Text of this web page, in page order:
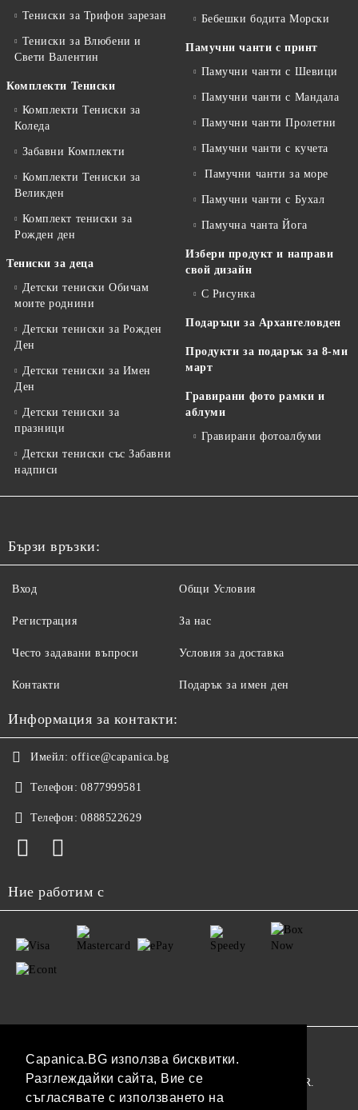
Capanica.BG използва бисквитки.
Разглеждайки сайта, Вие се
съгласявате с използването на
Тениски за Трифон зарезан
Тениски за Влюбени и
Свети Валентин
Комплекти Тениски
Комплекти Тениски за
Коледа
Забавни Комплекти
Комплекти Тениски за
Великден
Комплект тениски за
Рожден ден
Тениски за деца
Детски тениски Обичам
моите роднини
Детски тениски за Рожден
Ден
Детски тениски за Имен
Ден
Детски тениски за
празници
Детски тениски със Забавни
надписи
Бебешки бодита Морски
Памучни чанти с принт
Памучни чанти с Шевици
Памучни чанти с Мандала
Памучни чанти Пролетни
Памучни чанти с кучета
Памучни чанти за море
Памучни чанти с Бухал
Памучна чанта Йога
Избери продукт и направи
свой дизайн
С Рисунка
Подаръци за Архангеловден
Продукти за подарък за 8-ми
март
Гравирани фото рамки и
аблуми
Гравирани фотоалбуми
Бързи връзки:
Вход
Регистрация
Често задавани въпроси
Контакти
Общи Условия
За нас
Условия за доставка
Подарък за имен ден
Информация за контакти:
Имейл: office@capanica.bg
Телефон: 0877999581
Телефон: 0888522629
Ние работим с
Нашият онлайн магазин е 100% съобразен с GDPR.